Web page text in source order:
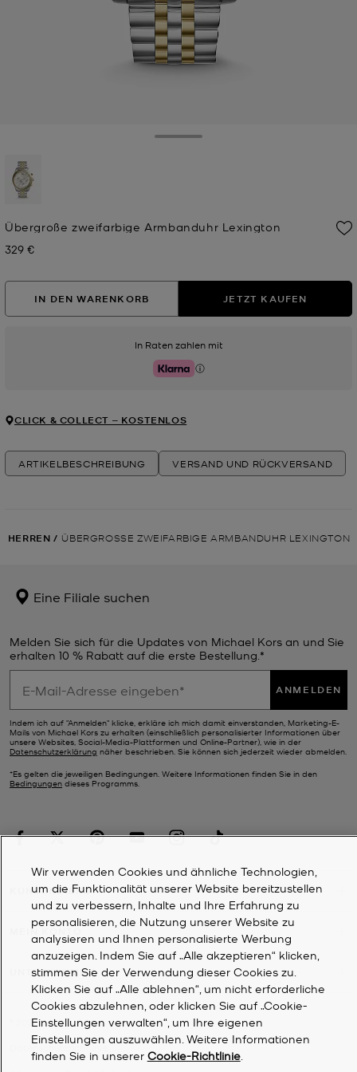
Übergroße zweifarbige Armbanduhr Lexington
Jetzt
329 €
IN DEN WARENKORB JETZT KAUFEN
In Raten zahlen mit
Klarna
CLICK & COLLECT ‒ KOSTENLOS
ARTIKELBESCHREIBUNG VERSAND UND RÜCKVERSAND
HERREN / ÜBERGROSSE ZWEIFARBIGE ARMBANDUHR LEXINGTON
Eine Filiale suchen
Melden Sie sich für die Updates von Michael Kors an und Sie
erhalten 10 % Rabatt auf die erste Bestellung.*
ANMELDEN
Indem ich auf "Anmelden" klicke, erkläre ich mich damit einverstanden, Marketing-E-
Mails von Michael Kors zu erhalten (einschließlich personalisierter Informationen über
unsere Websites, Social-Media-Plattformen und Online-Partner), wie in der
Datenschutzerklärung näher beschrieben. Sie können sich jederzeit wieder abmelden.
*Es gelten die jeweiligen Bedingungen. Weitere Informationen finden Sie in den
Bedingungen dieses Programms.
KUNDENDIENST
MEIN KONTO
UNTERNEHMEN
2026Michael Kors
Datenschutzrichtlinie
Wir verwenden Cookies und ähnliche Technologien,
um die Funktionalität unserer Website bereitzustellen
und zu verbessern, Inhalte und Ihre Erfahrung zu
personalisieren, die Nutzung unserer Website zu
analysieren und Ihnen personalisierte Werbung
anzuzeigen. Indem Sie auf „Alle akzeptieren“ klicken,
stimmen Sie der Verwendung dieser Cookies zu.
Klicken Sie auf „Alle ablehnen“, um nicht erforderliche
Cookies abzulehnen, oder klicken Sie auf „Cookie-
Einstellungen verwalten“, um Ihre eigenen
Einstellungen auszuwählen. Weitere Informationen
finden Sie in unserer Cookie-Richtlinie.